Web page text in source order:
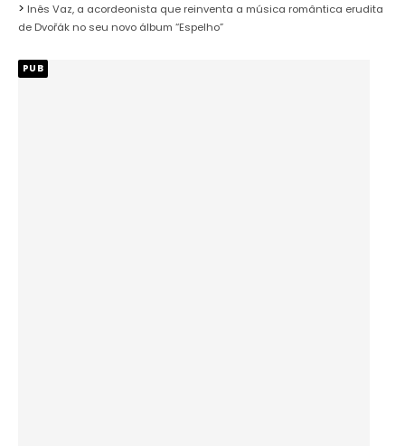
Inês Vaz, a acordeonista que reinventa a música romântica erudita
de Dvořák no seu novo álbum “Espelho”
PUB